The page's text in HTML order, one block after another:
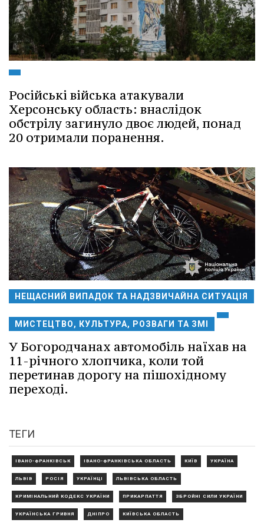
Російські війська атакували
Херсонську область: внаслідок
обстрілу загинуло двоє людей, понад
20 отримали поранення.
НЕЩАСНИЙ ВИПАДОК ТА НАДЗВИЧАЙНА СИТУАЦІЯ
МИСТЕЦТВО, КУЛЬТУРА, РОЗВАГИ ТА ЗМІ
У Богородчанах автомобіль наїхав на
11-річного хлопчика, коли той
перетинав дорогу на пішохідному
переході.
ТЕГИ
ІВАНО-ФРАНКІВСЬК ІВАНО-ФРАНКІВСЬКА ОБЛАСТЬ КИЇВ УКРАЇНА
ЛЬВІВ РОСІЯ УКРАЇНЦІ ЛЬВІВСЬКА ОБЛАСТЬ
КРИМІНАЛЬНИЙ КОДЕКС УКРАЇНИ ПРИКАРПАТТЯ ЗБРОЙНІ СИЛИ УКРАЇНИ
УКРАЇНСЬКА ГРИВНЯ ДНІПРО КИЇВСЬКА ОБЛАСТЬ